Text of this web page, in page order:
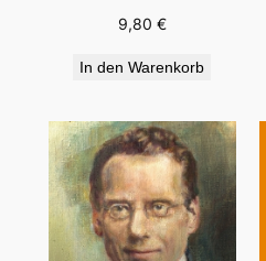
9,80 €
In den Warenkorb